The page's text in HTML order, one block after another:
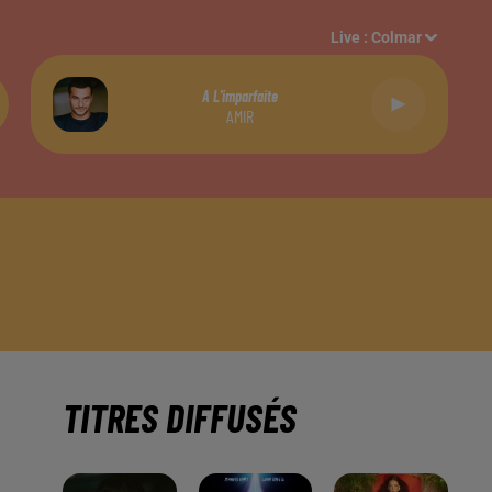
Live :Colmar
A L'imparfaite
AMIR
TITRES DIFFUSÉS